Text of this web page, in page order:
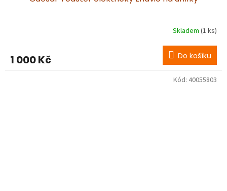
Skladem (1 ks)
1 000 Kč Do košíku
Kód: 40055803